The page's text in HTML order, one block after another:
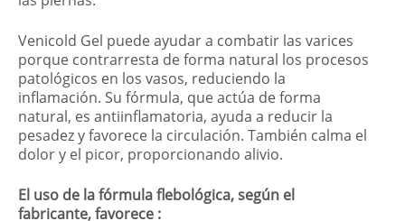
Venicold Gel puede ayudar a combatir las varices
porque contrarresta de forma natural los procesos
patológicos en los vasos, reduciendo la
inflamación. Su fórmula, que actúa de forma
natural, es antiinflamatoria, ayuda a reducir la
pesadez y favorece la circulación. También calma el
dolor y el picor, proporcionando alivio.
El uso de la fórmula flebológica, según el
fabricante, favorece :